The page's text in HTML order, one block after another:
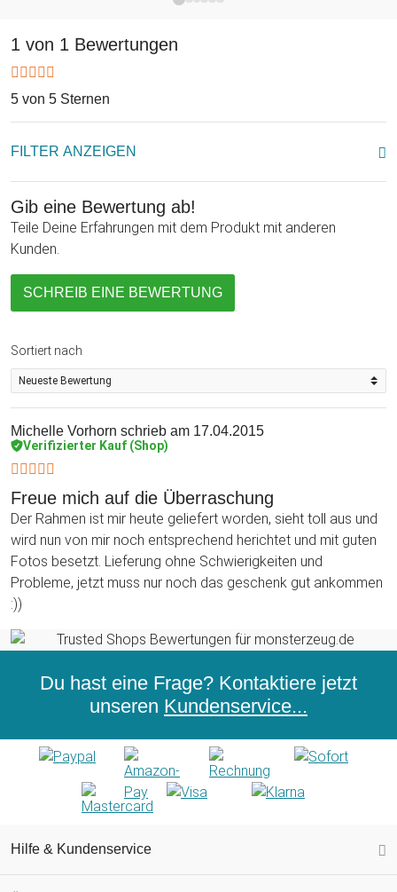
1 von 1 Bewertungen
5 von 5 Sternen
FILTER ANZEIGEN
Gib eine Bewertung ab!
Teile Deine Erfahrungen mit dem Produkt mit anderen
Kunden.
SCHREIB EINE BEWERTUNG
Sortiert nach
Michelle Vorhorn schrieb am 17.04.2015
Verifizierter Kauf (Shop)
Freue mich auf die Überraschung
Der Rahmen ist mir heute geliefert worden, sieht toll aus und
wird nun von mir noch entsprechend herichtet und mit guten
Fotos besetzt. Lieferung ohne Schwierigkeiten und
Probleme, jetzt muss nur noch das geschenk gut ankommen
:))
Du hast eine Frage? Kontaktiere jetzt
unseren Kundenservice...
Hilfe & Kundenservice